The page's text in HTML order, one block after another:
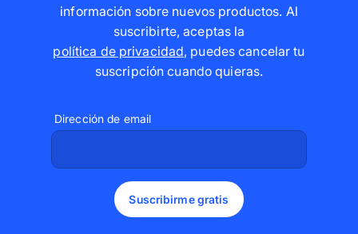
información sobre nuevos productos. Al
suscribirte, aceptas la
política de privacidad, puedes cancelar tu
suscripción cuando quieras.
Dirección de email
Suscribirme gratis